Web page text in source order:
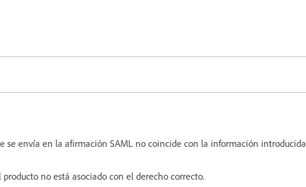
se envía en la afirmación SAML no coincide con la información introducida
no está asociado con el derecho correcto.